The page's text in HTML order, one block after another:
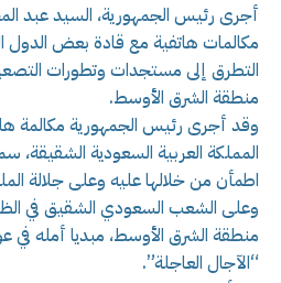
أجرى رئيس الجمهورية، السيد عبد
مكالمات هاتفية مع قادة بعض الدول
التطرق إلى مستجدات وتطورات
منطقة الشرق الأوسط.
وقد أجرى رئيس الجمهورية مكالمة
المملكة العربية السعودية الشقيقة،
اطمأن من خلالها عليه وعلى جلالة
وعلى الشعب السعودي الشقيق في
منطقة الشرق الأوسط، مبديا أمله في
“الآجال العاجلة”.